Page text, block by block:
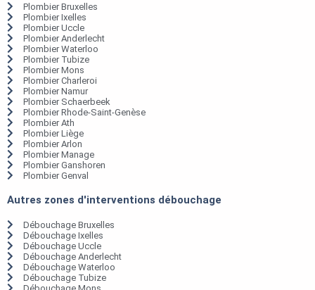
Plombier Bruxelles
Plombier Ixelles
Plombier Uccle
Plombier Anderlecht
Plombier Waterloo
Plombier Tubize
Plombier Mons
Plombier Charleroi
Plombier Namur
Plombier Schaerbeek
Plombier Rhode-Saint-Genèse
Plombier Ath
Plombier Liège
Plombier Arlon
Plombier Manage
Plombier Ganshoren
Plombier Genval
Autres zones d'interventions débouchage
Débouchage Bruxelles
Débouchage Ixelles
Débouchage Uccle
Débouchage Anderlecht
Débouchage Waterloo
Débouchage Tubize